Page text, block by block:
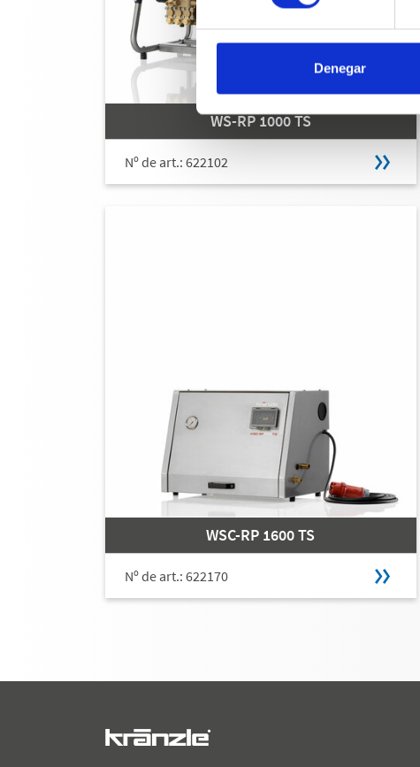
Denegar
WS-RP 1000 TS
Nº de art.: 622102
WSC-RP 1600 TS
Nº de art.: 622170